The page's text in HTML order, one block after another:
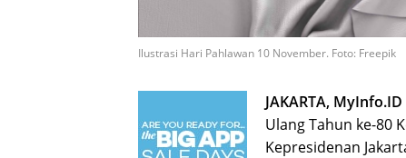
Ilustrasi Hari Pahlawan 10 November. Foto: Freepik
JAKARTA, MyInfo.ID
Ulang Tahun ke-80
Kepresidenan